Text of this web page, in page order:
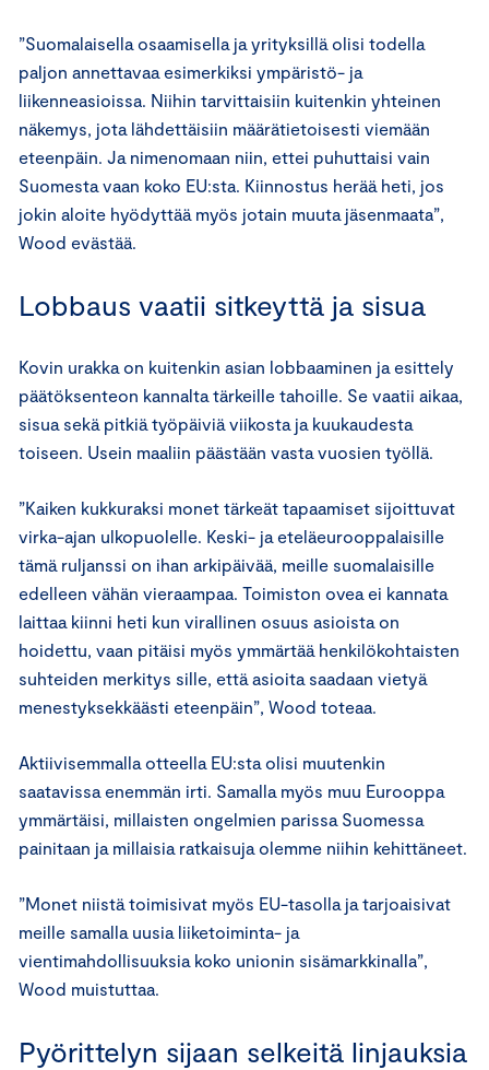
”Suomalaisella osaamisella ja yrityksillä olisi todella
paljon annettavaa esimerkiksi ympäristö- ja
liikenneasioissa. Niihin tarvittaisiin kuitenkin yhteinen
näkemys, jota lähdettäisiin määrätietoisesti viemään
eteenpäin. Ja nimenomaan niin, ettei puhuttaisi vain
Suomesta vaan koko EU:sta. Kiinnostus herää heti, jos
jokin aloite hyödyttää myös jotain muuta jäsenmaata”,
Wood evästää.
Lobbaus vaatii sitkeyttä ja sisua
Kovin urakka on kuitenkin asian lobbaaminen ja esittely
päätöksenteon kannalta tärkeille tahoille. Se vaatii aikaa,
sisua sekä pitkiä työpäiviä viikosta ja kuukaudesta
toiseen. Usein maaliin päästään vasta vuosien työllä.
”Kaiken kukkuraksi monet tärkeät tapaamiset sijoittuvat
virka-ajan ulkopuolelle. Keski- ja eteläeurooppalaisille
tämä ruljanssi on ihan arkipäivää, meille suomalaisille
edelleen vähän vieraampaa. Toimiston ovea ei kannata
laittaa kiinni heti kun virallinen osuus asioista on
hoidettu, vaan pitäisi myös ymmärtää henkilökohtaisten
suhteiden merkitys sille, että asioita saadaan vietyä
menestyksekkäästi eteenpäin”, Wood toteaa.
Aktiivisemmalla otteella EU:sta olisi muutenkin
saatavissa enemmän irti. Samalla myös muu Eurooppa
ymmärtäisi, millaisten ongelmien parissa Suomessa
painitaan ja millaisia ratkaisuja olemme niihin kehittäneet.
”Monet niistä toimisivat myös EU-tasolla ja tarjoaisivat
meille samalla uusia liiketoiminta- ja
vientimahdollisuuksia koko unionin sisämarkkinalla”,
Wood muistuttaa.
Pyörittelyn sijaan selkeitä linjauksia